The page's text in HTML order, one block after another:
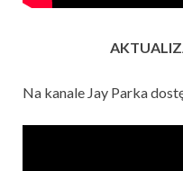
Na kanale Jay Parka